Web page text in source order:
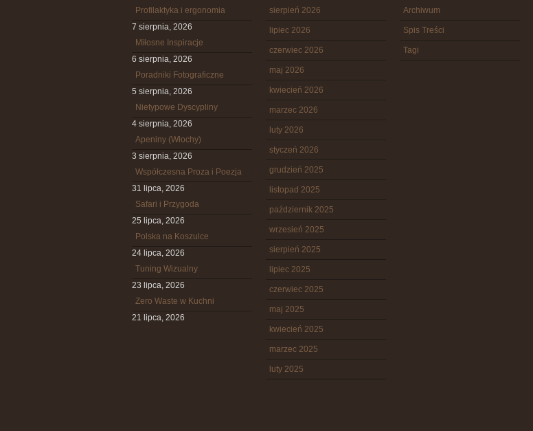
Profilaktyka i ergonomia
7 sierpnia, 2026
Miłosne Inspiracje
6 sierpnia, 2026
Poradniki Fotograficzne
5 sierpnia, 2026
Nietypowe Dyscypliny
4 sierpnia, 2026
Apeniny (Włochy)
3 sierpnia, 2026
Współczesna Proza i Poezja
31 lipca, 2026
Safari i Przygoda
25 lipca, 2026
Polska na Koszulce
24 lipca, 2026
Tuning Wizualny
23 lipca, 2026
Zero Waste w Kuchni
21 lipca, 2026
sierpień 2026
lipiec 2026
czerwiec 2026
maj 2026
kwiecień 2026
marzec 2026
luty 2026
styczeń 2026
grudzień 2025
listopad 2025
październik 2025
wrzesień 2025
sierpień 2025
lipiec 2025
czerwiec 2025
maj 2025
kwiecień 2025
marzec 2025
luty 2025
Archiwum
Spis Treści
Tagi